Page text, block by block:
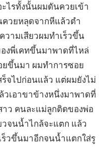
ไรทั้งนั้นผมดันควยเข้า
วยหลุดจากหีแล้วตำ
วามเสียวผมทำเร็วขึ้น
องพี่เคทขึ้นมาพาดที่ไหล่
ยขึ้นมา ผมทำการซอย
จไปก่อนแล้ว แต่ผมยังไม่
เอาขาข้างหนึ่งมาพาดที่
าว คนละแม่ลูกติดของพ่อ
จนน้ำไกล้จะแตก แล้ว
ร็วขึ้นมาอีกจนน้ำแตกใส่รู